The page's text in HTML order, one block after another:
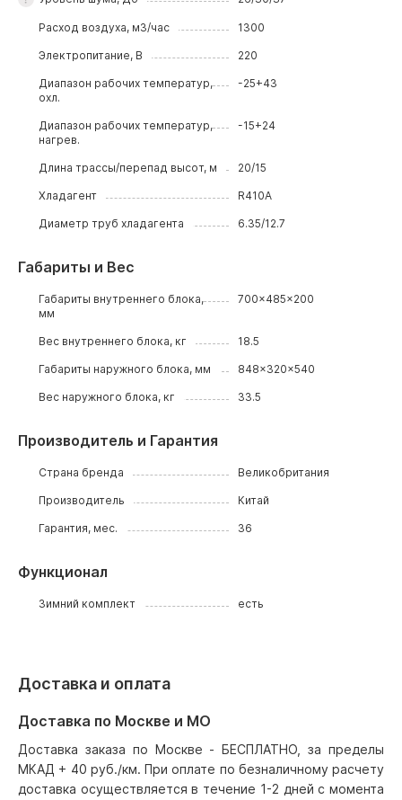
Расход воздуха, м3/час 1300
Электропитание, В 220
Диапазон рабочих температур,
охл.
-25+43
Диапазон рабочих температур,
нагрев.
-15+24
Длина трассы/перепад высот, м 20/15
Хладагент R410A
Диаметр труб хладагента 6.35/12.7
Габариты и Вес
Габариты внутреннего блока,
мм
700x485x200
Вес внутреннего блока, кг 18.5
Габариты наружного блока, мм 848x320x540
Вес наружного блока, кг 33.5
Производитель и Гарантия
Страна бренда Великобритания
Производитель Китай
Гарантия, мес. 36
Функционал
Зимний комплект есть
Доставка и оплата
Доставка по Москве и МО
Доставка заказа по Москве - БЕСПЛАТНО, за пределы
МКАД + 40 руб./км. При оплате по безналичному расчету
доставка осуществляется в течение 1-2 дней с момента